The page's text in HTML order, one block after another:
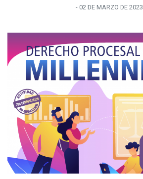
- 02 DE MARZO DE 2023